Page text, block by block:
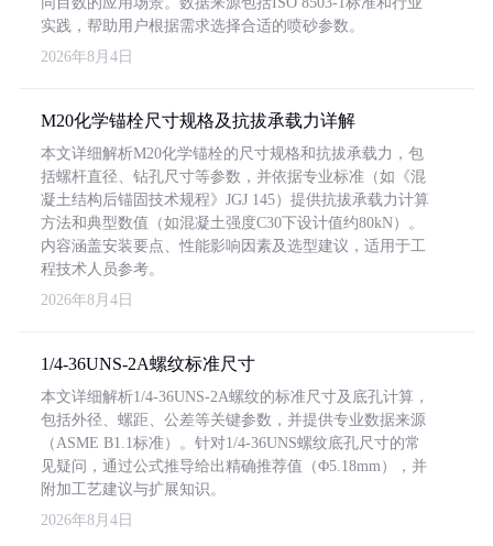
实践，帮助用户根据需求选择合适的喷砂参数。
2026年8月4日
M20化学锚栓尺寸规格及抗拔承载力详解
本文详细解析M20化学锚栓的尺寸规格和抗拔承载力，包
括螺杆直径、钻孔尺寸等参数，并依据专业标准（如《混
凝土结构后锚固技术规程》JGJ 145）提供抗拔承载力计算
方法和典型数值（如混凝土强度C30下设计值约80kN）。
内容涵盖安装要点、性能影响因素及选型建议，适用于工
程技术人员参考。
2026年8月4日
1/4-36UNS-2A螺纹标准尺寸
本文详细解析1/4-36UNS-2A螺纹的标准尺寸及底孔计算，
包括外径、螺距、公差等关键参数，并提供专业数据来源
（ASME B1.1标准）。针对1/4-36UNS螺纹底孔尺寸的常
见疑问，通过公式推导给出精确推荐值（Φ5.18mm），并
附加工艺建议与扩展知识。
2026年8月4日